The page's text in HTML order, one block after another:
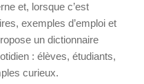
et, lorsque c’est
exemples d’emploi et
un dictionnaire
: élèves, étudiants,
curieux.